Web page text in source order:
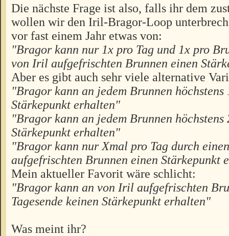
Die nächste Frage ist also, falls ihr dem
wollen wir den Iril-Bragor-Loop
vor fast einem Jahr etwas von:
"Bragor kann nur 1x pro Tag und 1x pro
von Iril aufgefrischten Brunnen einen
Aber es gibt auch sehr viele alternative
"Bragor kann an jedem Brunnen höchstens
Stärkepunkt erhalten"
"Bragor kann an jedem Brunnen höchstens
Stärkepunkt erhalten"
"Bragor kann nur Xmal pro Tag durch
aufgefrischten Brunnen einen Stärkepunkt
Mein aktueller Favorit wäre schlicht:
"Bragor kann an von Iril aufgefrischten
Tagesende keinen Stärkepunkt erhalten"
Was meint ihr?